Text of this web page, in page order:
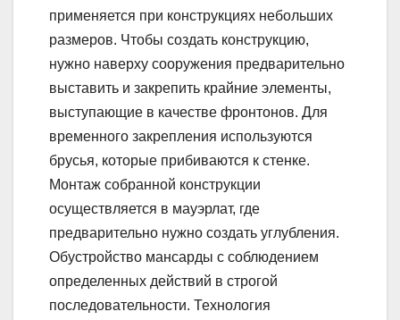
применяется при конструкциях небольших
размеров. Чтобы создать конструкцию,
нужно наверху сооружения предварительно
выставить и закрепить крайние элементы,
выступающие в качестве фронтонов. Для
временного закрепления используются
брусья, которые прибиваются к стенке.
Монтаж собранной конструкции
осуществляется в мауэрлат, где
предварительно нужно создать углубления.
Обустройство мансарды с соблюдением
определенных действий в строгой
последовательности. Технология